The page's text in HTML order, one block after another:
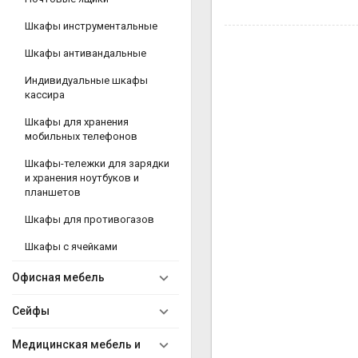
Шкафы инструментальные
Шкафы антивандальные
Индивидуальные шкафы
кассира
Шкафы для хранения
мобильных телефонов
Шкафы-тележки для зарядки
и хранения ноутбуков и
планшетов
Шкафы для противогазов
Шкафы с ячейками
Офисная мебель
Сейфы
Медицинская мебель и